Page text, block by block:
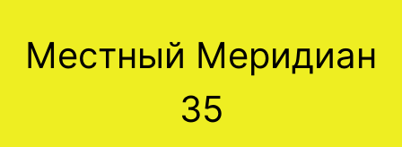
содержимому
Местный Меридиан
35